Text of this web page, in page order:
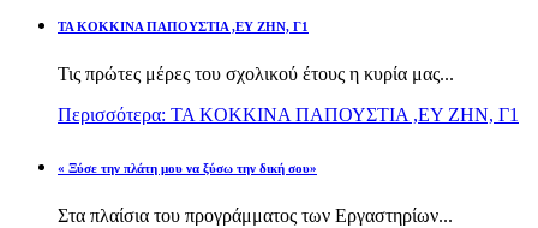
TA KOKKINA ΠΑΠΟΥΣΤΙΑ ,ΕΥ ΖΗΝ, Γ1
Τις πρώτες μέρες του σχολικού έτους η κυρία μας...
Περισσότερα: TA KOKKINA ΠΑΠΟΥΣΤΙΑ ,ΕΥ ΖΗΝ, Γ1
« Ξύσε την πλάτη μου να ξύσω την δική σου»
Στα πλαίσια του προγράμματος των Εργαστηρίων...